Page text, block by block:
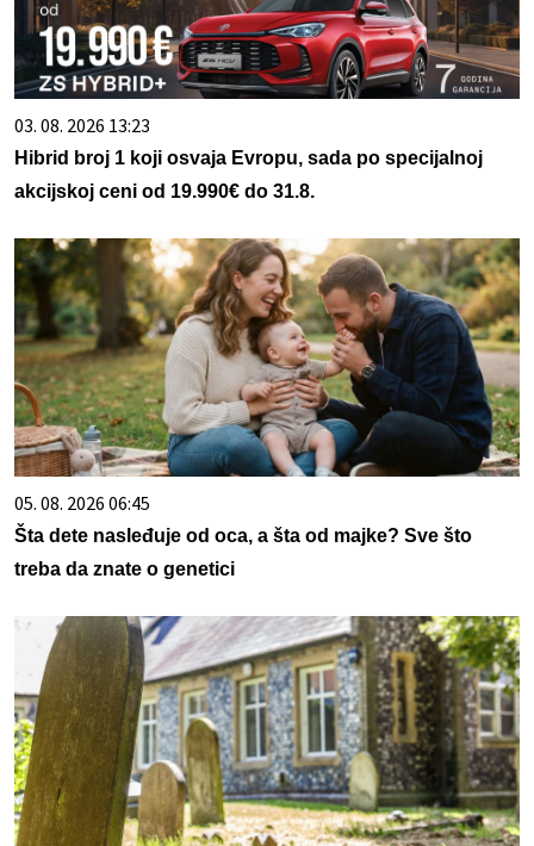
03. 08. 2026 13:23
Hibrid broj 1 koji osvaja Evropu, sada po specijalnoj
akcijskoj ceni od 19.990€ do 31.8.
05. 08. 2026 06:45
Šta dete nasleđuje od oca, a šta od majke? Sve što
treba da znate o genetici